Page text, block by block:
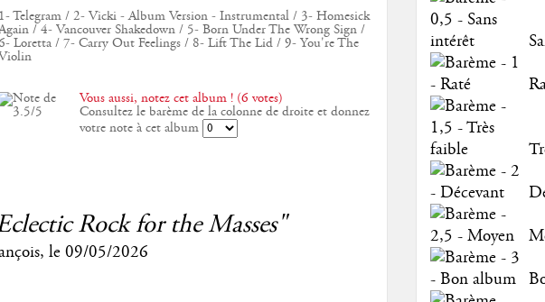
Telegram / 2- Vicki - Album Version - Instrumental / 3- Homesick
/ 4- Vancouver Shakedown / 5- Born Under The Wrong Sign /
Loretta / 7- Carry Out Feelings / 8- Lift The Lid / 9- You're The
Vous aussi, notez cet album ! (6 votes)
Consultez le barème de la colonne de droite et donnez
votre note à cet album
Rock for the Masses"
, le 09/05/2026